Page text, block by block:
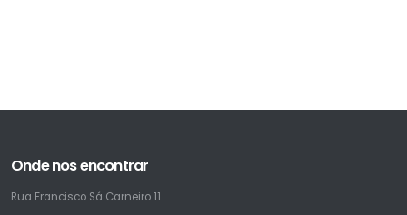
Onde nos encontrar
Rua Francisco Sá Carneiro 11